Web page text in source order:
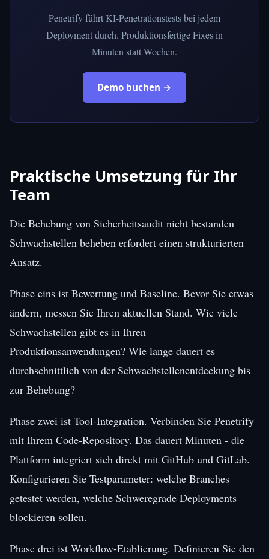
Penetrify führt KI-Penetrationstests bei jedem
Deployment durch. Produktionsfertige Fixes in
Minuten statt Wochen.
Demo buchen →
Praktische Umsetzung für Ihr
Team
Die Behebung von Sicherheitsaudit nicht bestanden
Schwachstellen beheben erfordert einen strukturierten
Ansatz.
Phase eins ist Bewertung und Baseline. Bevor Sie etwas
ändern, messen Sie Ihren aktuellen Stand. Wie viele
Schwachstellen gibt es in Ihren
Produktionsanwendungen? Wie lange dauert es
durchschnittlich von der Schwachstellenentdeckung bis
zur Behebung?
Phase zwei ist Tool-Integration. Verbinden Sie Penetrify
mit Ihrem Code-Repository. Das dauert Minuten - die
Plattform integriert sich direkt mit GitHub und GitLab.
Konfigurieren Sie Testparameter: welche Branches
getestet werden, welche Schweregrade Deployments
blockieren sollen.
Phase drei ist Workflow-Etablierung. Definieren Sie den